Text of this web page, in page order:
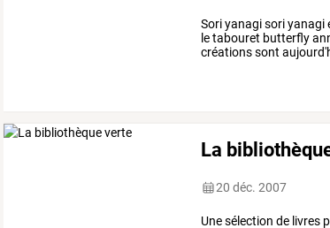
Soriyanagisoriyanagi
letabouret butterfly
créationssont
La
20 déc. 2007
Unesélection de livres